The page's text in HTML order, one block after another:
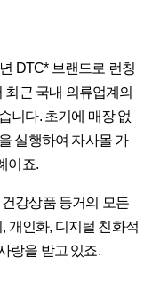
DTC* 브랜드로 런칭
근 국내 의류업계의
니다. 초기에 매장 없
실행하여 자사몰 가
이죠.
강상품 등거의 모든
, 개인화, 디지털 친화적
랑을 받고 있죠.